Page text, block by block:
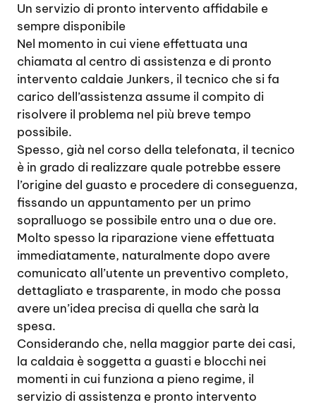
Un servizio di pronto intervento affidabile e
sempre disponibile
Nel momento in cui viene effettuata una
chiamata al centro di assistenza e di pronto
intervento caldaie Junkers, il tecnico che si fa
carico dell’assistenza assume il compito di
risolvere il problema nel più breve tempo
possibile.
Spesso, già nel corso della telefonata, il tecnico
è in grado di realizzare quale potrebbe essere
l’origine del guasto e procedere di conseguenza,
fissando un appuntamento per un primo
sopralluogo se possibile entro una o due ore.
Molto spesso la riparazione viene effettuata
immediatamente, naturalmente dopo avere
comunicato all’utente un preventivo completo,
dettagliato e trasparente, in modo che possa
avere un’idea precisa di quella che sarà la
spesa.
Considerando che, nella maggior parte dei casi,
la caldaia è soggetta a guasti e blocchi nei
momenti in cui funziona a pieno regime, il
servizio di assistenza e pronto intervento